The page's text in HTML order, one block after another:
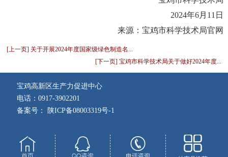
2024年6月11日
来源：宝鸡市科学技术局官网
[上一页] 关于开展2024年度国家级绿色制造名...
[下一页] 宝鸡市科学技术局关于做好2024年度...
宝鸡高新区生产力促进中心
电话：0917-3902201
备案号： 陕ICP备08003319号-1